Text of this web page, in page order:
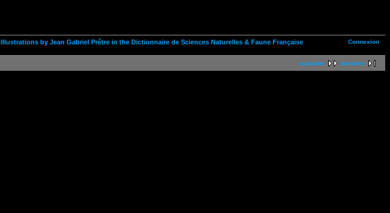
Connexion
Illustrations by Jean Gabriel Prêtre in the Dictionnaire de Sciences Naturelles & Faune Française
suivante dernière